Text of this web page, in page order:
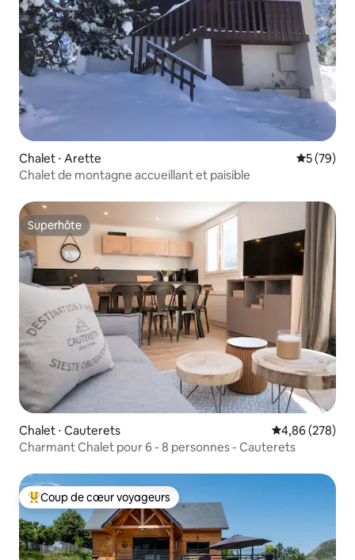
Chalet ⋅ Arette
5 (79)
Chalet de montagne accueillant et paisible
Superhôte
Superhôte
Chalet ⋅ Cauterets Évaluation
4,86 (278)
Charmant Chalet pour 6 - 8 personnes - Cauterets
Coups de cœur voyageurs les plus appréciés
Coup de cœur voyageurs